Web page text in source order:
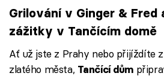
Grilování v Ginger & Fred
zážitky v Tančícím domě
Ať už jste z Prahy nebo přijíždíte
zlatého města, Tančící dům